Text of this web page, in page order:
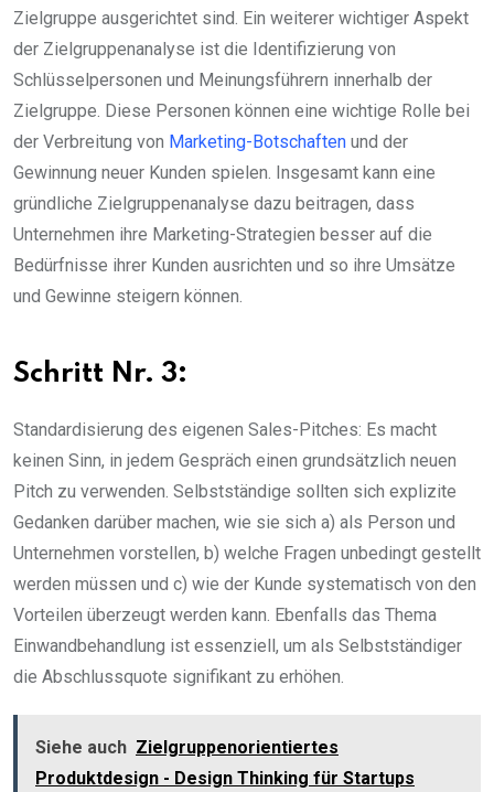
Zielgruppe ausgerichtet sind. Ein weiterer wichtiger Aspekt
der Zielgruppenanalyse ist die Identifizierung von
Schlüsselpersonen und Meinungsführern innerhalb der
Zielgruppe. Diese Personen können eine wichtige Rolle bei
der Verbreitung von Marketing-Botschaften und der
Gewinnung neuer Kunden spielen. Insgesamt kann eine
gründliche Zielgruppenanalyse dazu beitragen, dass
Unternehmen ihre Marketing-Strategien besser auf die
Bedürfnisse ihrer Kunden ausrichten und so ihre Umsätze
und Gewinne steigern können.
Schritt Nr. 3:
Standardisierung des eigenen Sales-Pitches: Es macht
keinen Sinn, in jedem Gespräch einen grundsätzlich neuen
Pitch zu verwenden. Selbstständige sollten sich explizite
Gedanken darüber machen, wie sie sich a) als Person und
Unternehmen vorstellen, b) welche Fragen unbedingt gestellt
werden müssen und c) wie der Kunde systematisch von den
Vorteilen überzeugt werden kann. Ebenfalls das Thema
Einwandbehandlung ist essenziell, um als Selbstständiger
die Abschlussquote signifikant zu erhöhen.
Siehe auch Zielgruppenorientiertes
Produktdesign - Design Thinking für Startups